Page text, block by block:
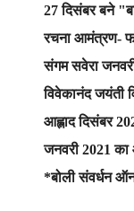
27 दिसंबर बने
रचना आमंत्रण-
संगम सवेरा
विवेकानंद जयंती
आह्लाद दिसंबर
जनवरी 2021
*बोली संवर्धन